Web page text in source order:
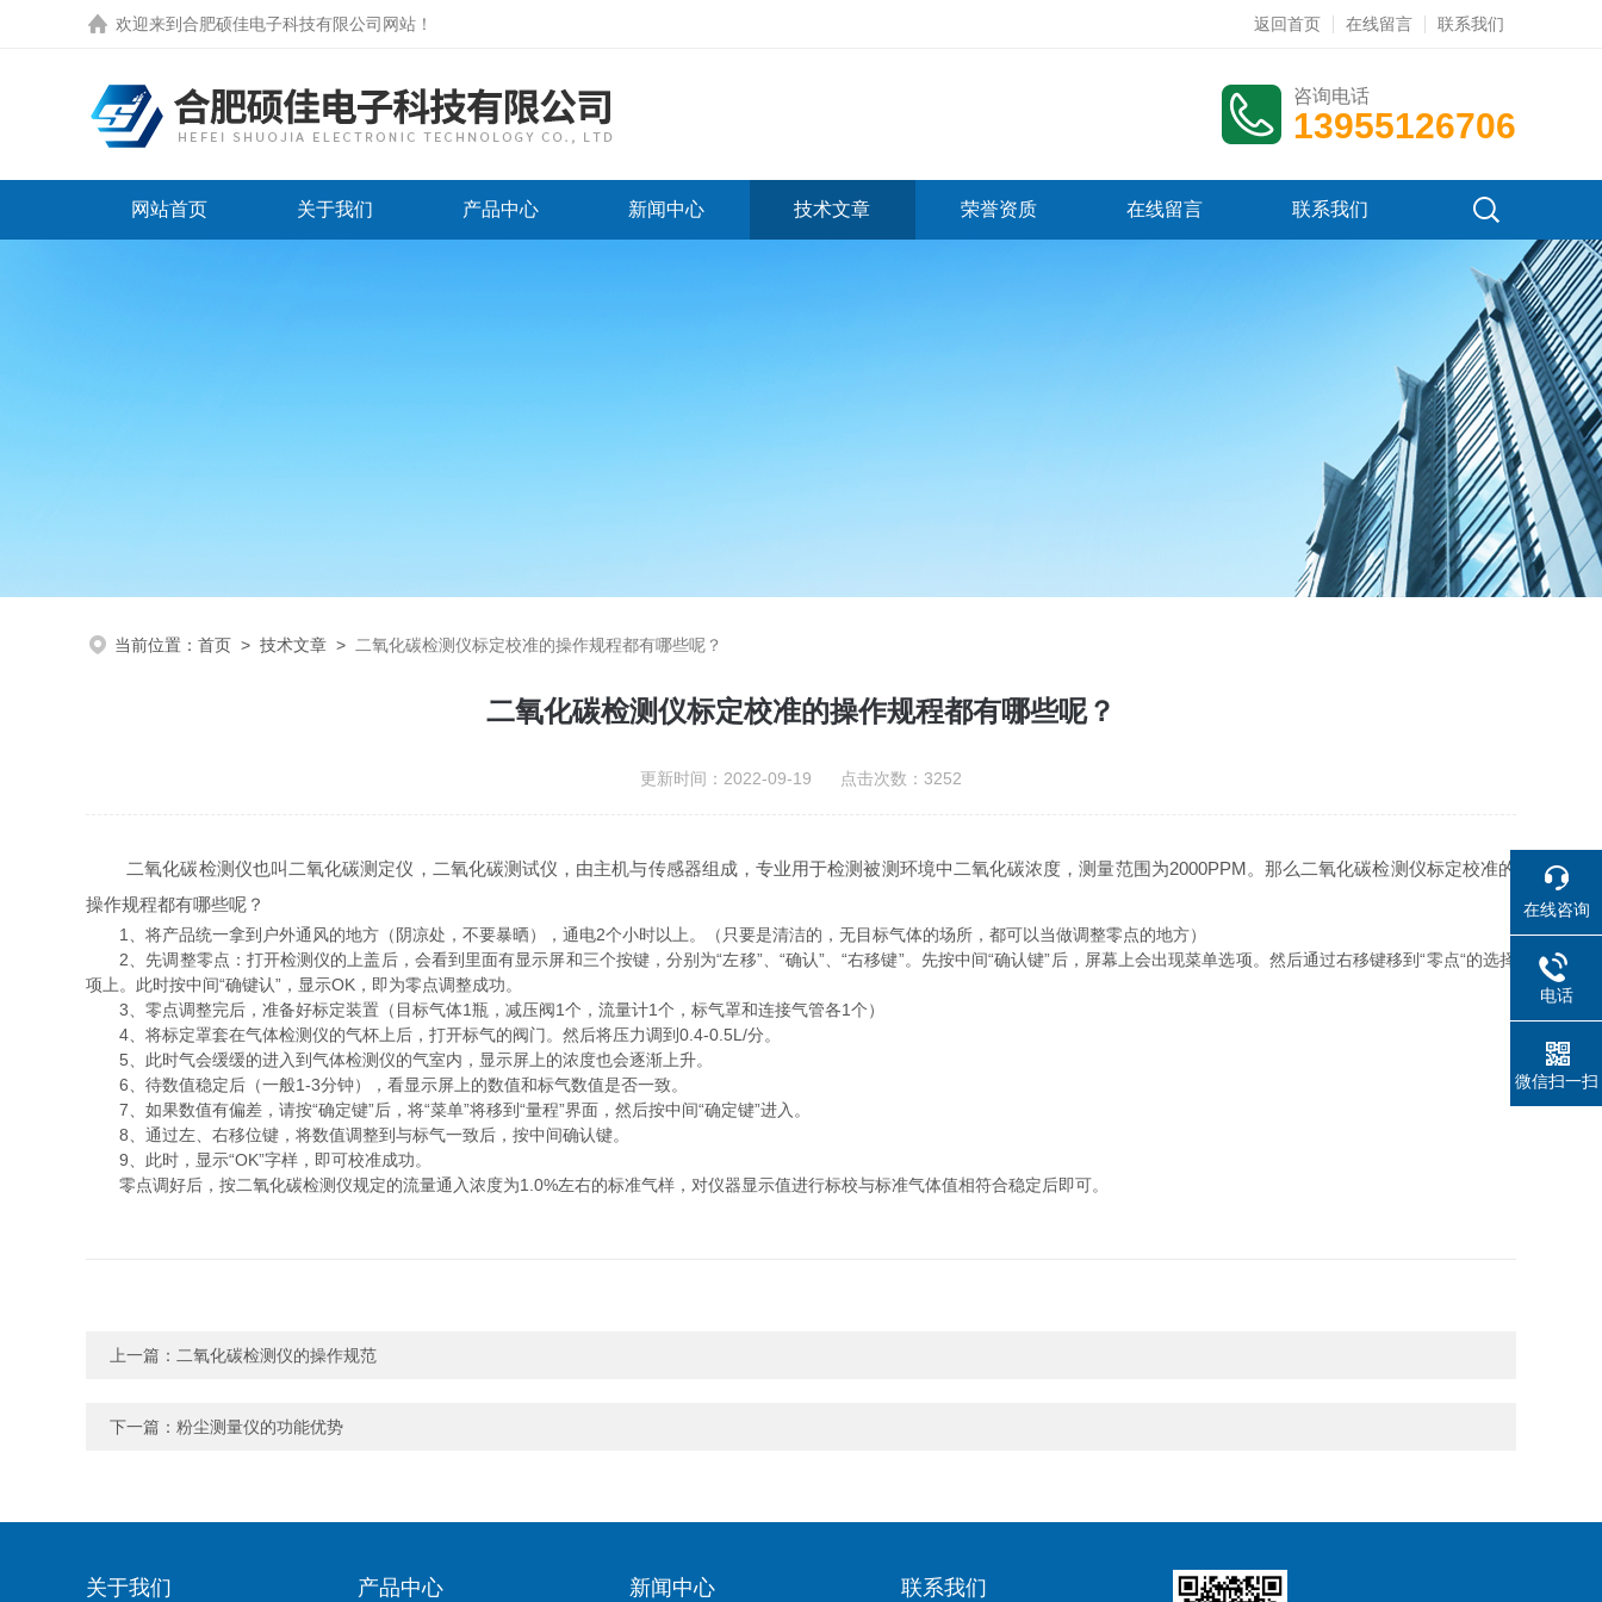
欢迎来到 合肥硕佳电子科技有限公司网站 ！ 返回首页 在线留言 联系我们
咨询电话
13955126706
网站首页 关于我们 产品中心 新闻中心 技术文章 荣誉资质 在线留言 联系我们
当前位置： 首页 > 技术文章 > 二氧化碳检测仪标定校准的操作规程都有哪些呢？
二氧化碳检测仪标定校准的操作规程都有哪些呢？
更新时间：2022-09-19 点击次数：3252
二氧化碳检测仪也叫二氧化碳测定仪，二氧化碳测试仪，由主机与传感器组成，专业用于检测被测环境中二氧化碳浓度，测量范围为2000PPM。那么二氧化碳检测仪标定校准的
操作规程都有哪些呢？
1、将产品统一拿到户外通风的地方（阴凉处，不要暴晒），通电2个小时以上。（只要是清洁的，无目标气体的场所，都可以当做调整零点的地方）
2、先调整零点：打开检测仪的上盖后，会看到里面有显示屏和三个按键，分别为“左移”、“确认”、“右移键”。先按中间“确认键”后，屏幕上会出现菜单选项。然后通过右移键移到“零点“的选择
项上。此时按中间“确键认”，显示OK，即为零点调整成功。
3、零点调整完后，准备好标定装置（目标气体1瓶，减压阀1个，流量计1个，标气罩和连接气管各1个）
4、将标定罩套在气体检测仪的气杯上后，打开标气的阀门。然后将压力调到0.4-0.5L/分。
5、此时气会缓缓的进入到气体检测仪的气室内，显示屏上的浓度也会逐渐上升。
6、待数值稳定后（一般1-3分钟），看显示屏上的数值和标气数值是否一致。
7、如果数值有偏差，请按“确定键”后，将“菜单”将移到“量程”界面，然后按中间“确定键”进入。
8、通过左、右移位键，将数值调整到与标气一致后，按中间确认键。
9、此时，显示“OK”字样，即可校准成功。
零点调好后，按二氧化碳检测仪规定的流量通入浓度为1.0%左右的标准气样，对仪器显示值进行标校与标准气体值相符合稳定后即可。
上一篇： 二氧化碳检测仪的操作规范
下一篇： 粉尘测量仪的功能优势
关于我们 产品中心 新闻中心 联系我们
在线咨询
电话
微信扫一扫